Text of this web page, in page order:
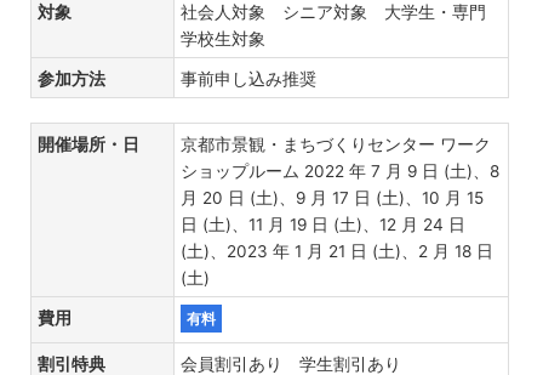
対象
社会人対象 シニア対象 大学生・専門
学校生対象
参加方法 事前申し込み推奨
開催場所・日
京都市景観・まちづくりセンター ワーク
ショップルーム 2022 年 7 月 9 日 (土)、8
月 20 日 (土)、9 月 17 日 (土)、10 月 15
日 (土)、11 月 19 日 (土)、12 月 24 日
(土)、2023 年 1 月 21 日 (土)、2 月 18 日
(土)
費用 有料
割引特典 会員割引あり 学生割引あり